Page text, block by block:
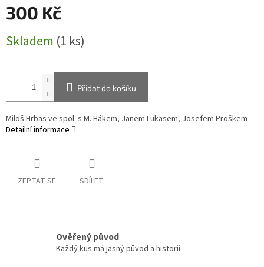
300 Kč
cena:
Skladem (1 ks)
Přidat do košíku
Miloš Hrbas ve spol. s M. Hákem, Janem Lukasem, Josefem Proškem
Detailní informace
ZEPTAT SE SDÍLET
Ověřený původ
Každý kus má jasný původ a historii.